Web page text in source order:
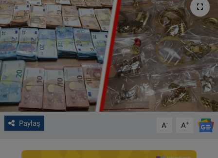
Paylaş A- A+
FOTO GALERİ
VIDEO GALERİ
ALGEMENE VOORWAARDEN
CONTACT
Çerez Politikası